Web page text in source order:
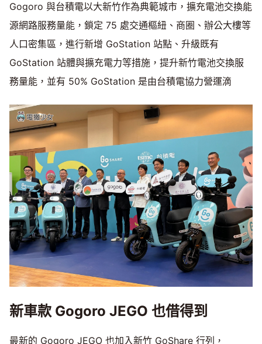
Gogoro 與台積電以大新竹作為典範城市，擴充電池交換能
源網路服務量能，鎖定 75 處交通樞紐、商圈、辦公大樓等
人口密集區，進行新增 GoStation 站點、升級既有
GoStation 站體與擴充電力等措施，提升新竹電池交換服
務量能，並有 50% GoStation 是由台積電協力營運滴
新車款 Gogoro JEGO 也借得到
最新的 Gogoro JEGO 也加入新竹 GoShare 行列，